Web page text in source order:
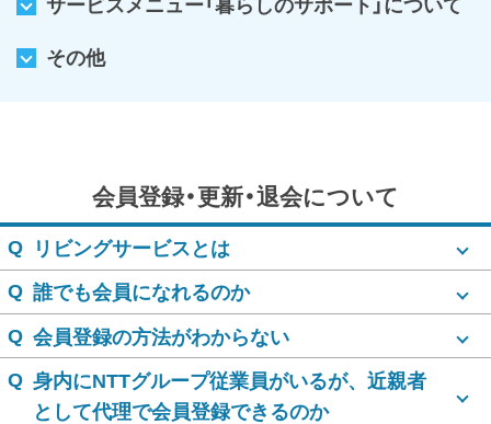
サービスメニュー「暮らしのサポート」 について
その他
会員登録・更新・退会について
Q
リビングサービスとは
Q 誰でも会員になれるのか
Q 会員登録の方法がわからない
Q 身内にNTTグループ従業員がいるが、近親者
として代理で会員登録できるのか